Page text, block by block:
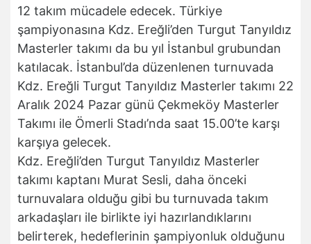
12 takım mücadele edecek. Türkiye
şampiyonasına Kdz. Ereğli’den Turgut Tanyıldız
Masterler takımı da bu yıl İstanbul grubundan
katılacak. İstanbul’da düzenlenen turnuvada
Kdz. Ereğli Turgut Tanyıldız Masterler takımı 22
Aralık 2024 Pazar günü Çekmeköy Masterler
Takımı ile Ömerli Stadı’nda saat 15.00’te karşı
karşıya gelecek.
Kdz. Ereğli’den Turgut Tanyıldız Masterler
takımı kaptanı Murat Sesli, daha önceki
turnuvalara olduğu gibi bu turnuvada takım
arkadaşları ile birlikte iyi hazırlandıklarını
belirterek, hedeflerinin şampiyonluk olduğunu